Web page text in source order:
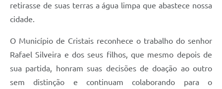
retirasse de suas terras a água limpa que abastece nossa
cidade.
O Município de Cristais reconhece o trabalho do senhor
Rafael Silveira e dos seus filhos, que mesmo depois de
sua partida, honram suas decisões de doação ao outro
sem distinção e continuam colaborando para o